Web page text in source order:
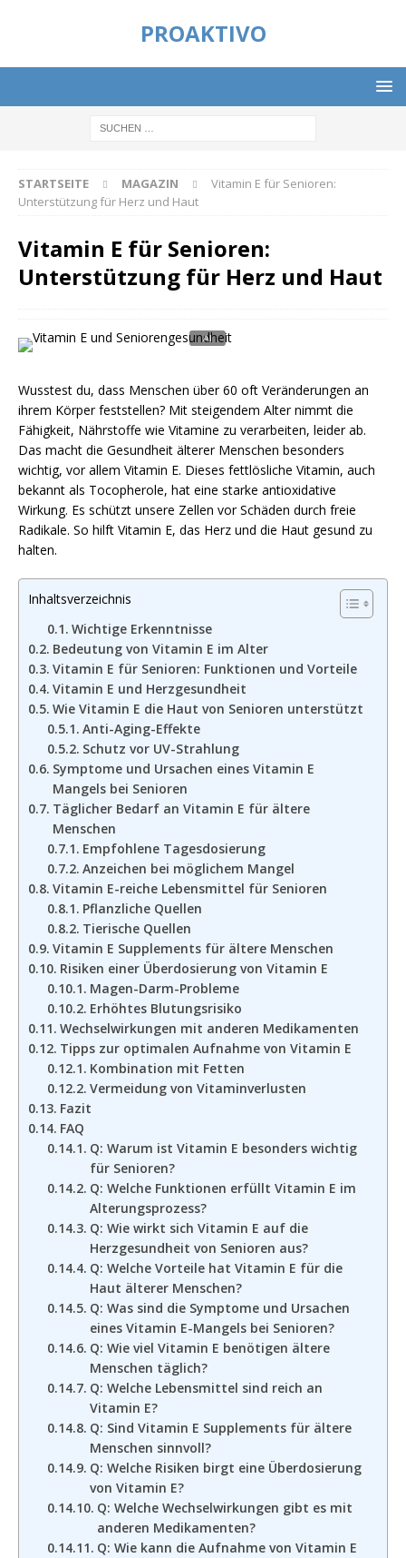
PROAKTIVO
STARTSEITE MAGAZIN
Vitamin E für Senioren:
Unterstützung für Herz und Haut
Vitamin E für Senioren:
Unterstützung für Herz und Haut
Wusstest du, dass Menschen über 60 oft Veränderungen an
ihrem Körper feststellen? Mit steigendem Alter nimmt die
Fähigkeit, Nährstoffe wie Vitamine zu verarbeiten, leider ab.
Das macht die Gesundheit älterer Menschen besonders
wichtig, vor allem Vitamin E. Dieses fettlösliche Vitamin, auch
bekannt als Tocopherole, hat eine starke antioxidative
Wirkung. Es schützt unsere Zellen vor Schäden durch freie
Radikale. So hilft Vitamin E, das Herz und die Haut gesund zu
halten.
Inhaltsverzeichnis
Wichtige Erkenntnisse
Bedeutung von Vitamin E im Alter
Vitamin E für Senioren: Funktionen und Vorteile
Vitamin E und Herzgesundheit
Wie Vitamin E die Haut von Senioren unterstützt
Anti-Aging-Effekte
Schutz vor UV-Strahlung
Symptome und Ursachen eines Vitamin E
Mangels bei Senioren
Täglicher Bedarf an Vitamin E für ältere
Menschen
Empfohlene Tagesdosierung
Anzeichen bei möglichem Mangel
Vitamin E-reiche Lebensmittel für Senioren
Pflanzliche Quellen
Tierische Quellen
Vitamin E Supplements für ältere Menschen
Risiken einer Überdosierung von Vitamin E
Magen-Darm-Probleme
Erhöhtes Blutungsrisiko
Wechselwirkungen mit anderen Medikamenten
Tipps zur optimalen Aufnahme von Vitamin E
Kombination mit Fetten
Vermeidung von Vitaminverlusten
Fazit
FAQ
Q: Warum ist Vitamin E besonders wichtig
für Senioren?
Q: Welche Funktionen erfüllt Vitamin E im
Alterungsprozess?
Q: Wie wirkt sich Vitamin E auf die
Herzgesundheit von Senioren aus?
Q: Welche Vorteile hat Vitamin E für die
Haut älterer Menschen?
Q: Was sind die Symptome und Ursachen
eines Vitamin E-Mangels bei Senioren?
Q: Wie viel Vitamin E benötigen ältere
Menschen täglich?
Q: Welche Lebensmittel sind reich an
Vitamin E?
Q: Sind Vitamin E Supplements für ältere
Menschen sinnvoll?
Q: Welche Risiken birgt eine Überdosierung
von Vitamin E?
Q: Welche Wechselwirkungen gibt es mit
anderen Medikamenten?
Q: Wie kann die Aufnahme von Vitamin E